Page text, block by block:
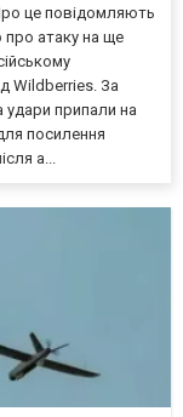
це повідомляють
про атаку на ще
Wildberries. За
припали на
посилення
а...